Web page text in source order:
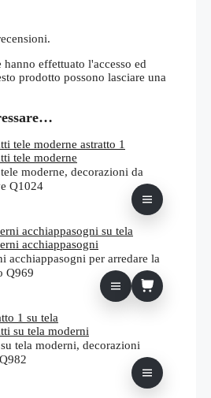
effettuato l'accesso ed
prodotto possono lasciare una
moderne, decorazioni da
Q1024
Fascia
di
prezzo:
da
€20,00
a
Questo
prodotto
ha
più
varianti.
essere
scelte
nella
pagina
prodotto
acchiappasogni per arredare la
Q969
tela moderni, decorazioni
Fascia
Questo